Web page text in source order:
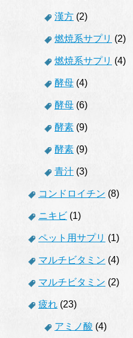
漢方 (2)
燃焼系サプリ (2)
燃焼系サプリ (4)
酵母 (4)
酵母 (6)
酵素 (9)
酵素 (9)
青汁 (3)
コンドロイチン (8)
ニキビ (1)
ペット用サプリ (1)
マルチビタミン (4)
マルチビタミン (2)
疲れ (23)
アミノ酸 (4)